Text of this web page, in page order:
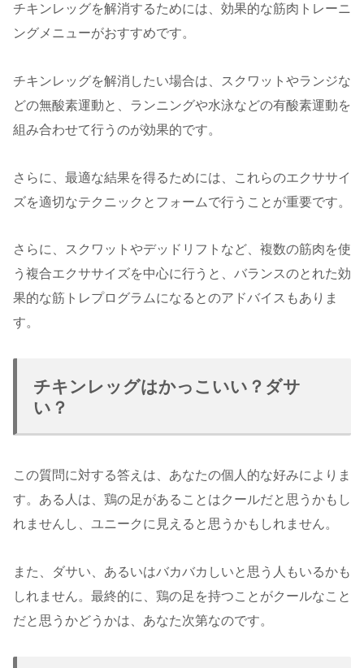
チキンレッグを解消するためには、効果的な筋肉トレーニ
ングメニューがおすすめです。
チキンレッグを解消したい場合は、スクワットやランジな
どの無酸素運動と、ランニングや水泳などの有酸素運動を
組み合わせて行うのが効果的です。
さらに、最適な結果を得るためには、これらのエクササイ
ズを適切なテクニックとフォームで行うことが重要です。
さらに、スクワットやデッドリフトなど、複数の筋肉を使
う複合エクササイズを中心に行うと、バランスのとれた効
果的な筋トレプログラムになるとのアドバイスもありま
す。
チキンレッグはかっこいい？ダサ
い？
この質問に対する答えは、あなたの個人的な好みによりま
す。ある人は、鶏の足があることはクールだと思うかもし
れませんし、ユニークに見えると思うかもしれません。
また、ダサい、あるいはバカバカしいと思う人もいるかも
しれません。最終的に、鶏の足を持つことがクールなこと
だと思うかどうかは、あなた次第なのです。